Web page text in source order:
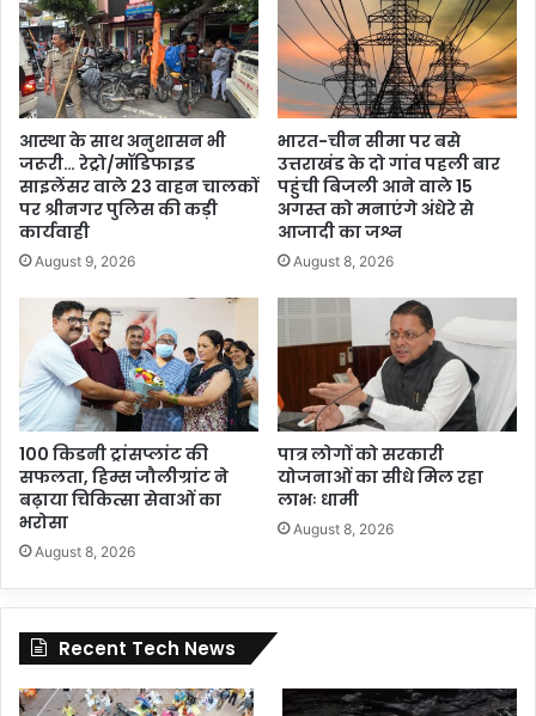
आस्था के साथ अनुशासन भी
जरूरी… रेट्रो/मॉडिफाइड
साइलेंसर वाले 23 वाहन चालकों
पर श्रीनगर पुलिस की कड़ी
कार्यवाही
August 9, 2026
भारत-चीन सीमा पर बसे
उत्तराखंड के दो गांव पहली बार
पहुंची बिजली आने वाले 15
अगस्त को मनाएंगे अंधेरे से
आजादी का जश्न
August 8, 2026
100 किडनी ट्रांसप्लांट की
सफलता, हिम्स जौलीग्रांट ने
बढ़ाया चिकित्सा सेवाओं का
भरोसा
August 8, 2026
पात्र लोगों को सरकारी
योजनाओं का सीधे मिल रहा
लाभः धामी
August 8, 2026
Recent Tech News